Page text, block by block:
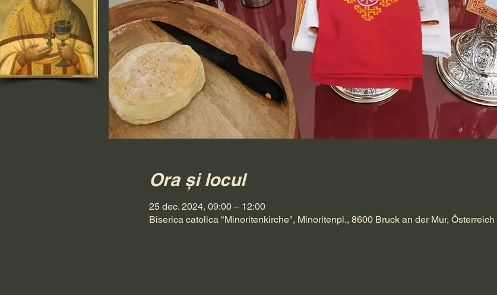
Ora și locul
25 dec. 2024, 09:00 – 12:00
Biserica catolica "Minoritenkirche", Minoritenpl., 8600 Bruck an der Mur, Österreich